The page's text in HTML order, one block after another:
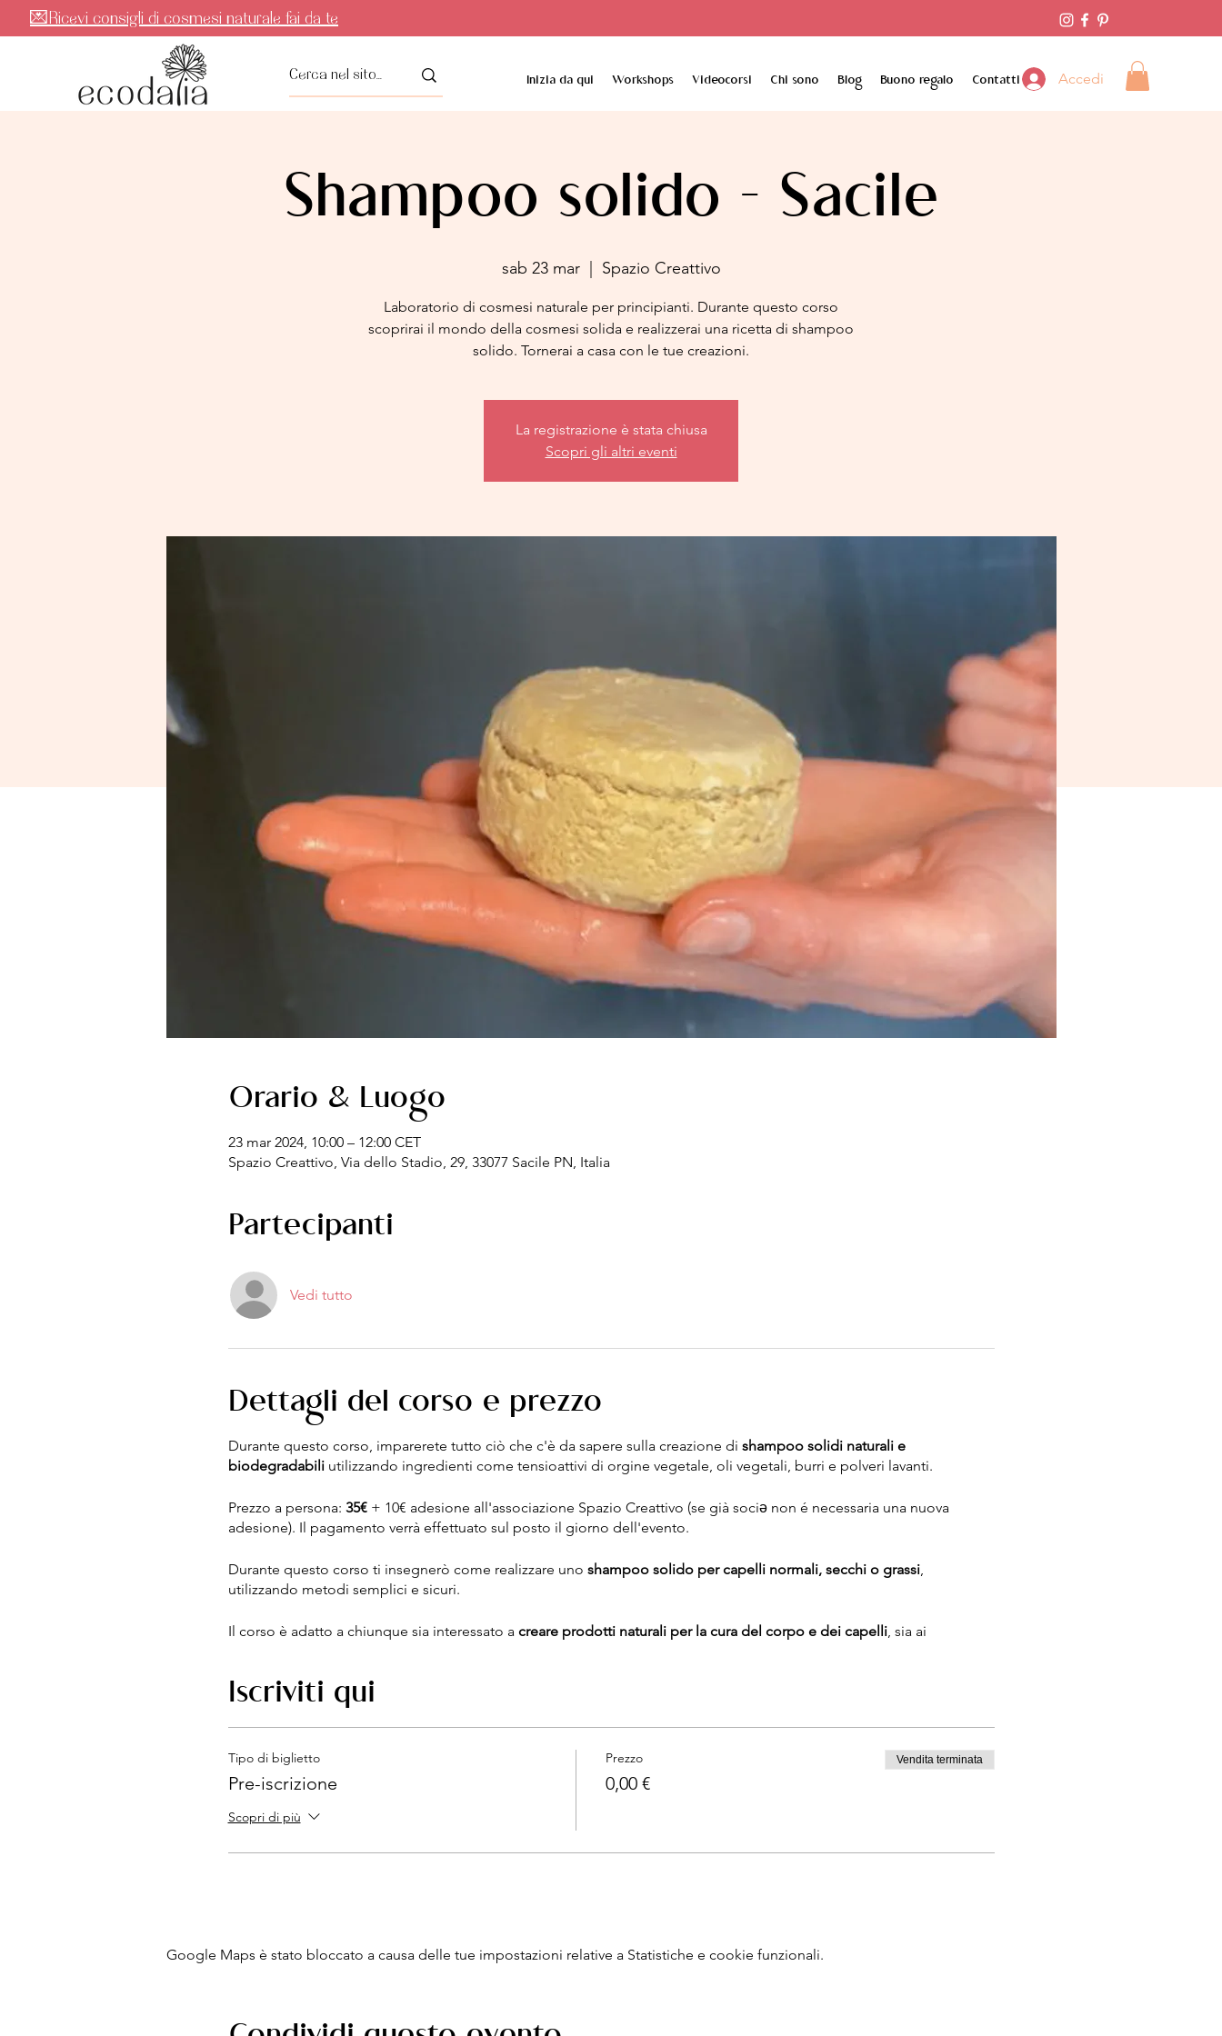
💌Ricevi consigli di cosmesi naturale fai da te
Inizia da qui Workshops Videocorsi Chi sono Blog Buono regalo Contatti Accedi
Shampoo solido - Sacile
sab 23 mar
  |
Spazio Creattivo
Laboratorio di cosmesi naturale per principianti. Durante questo corso
scoprirai il mondo della cosmesi solida e realizzerai una ricetta di shampoo
solido. Tornerai a casa con le tue creazioni.
La registrazione è stata chiusa
Scopri gli altri eventi
Orario & Luogo
23 mar 2024, 10:00 – 12:00 CET
Spazio Creattivo, Via dello Stadio, 29, 33077 Sacile PN, Italia
Partecipanti
Vedi tutto
Dettagli del corso e prezzo
Durante questo corso, imparerete tutto ciò che c'è da sapere sulla creazione di shampoo solidi naturali e
biodegradabili utilizzando ingredienti come tensioattivi di orgine vegetale, oli vegetali, burri e polveri lavanti.
Prezzo a persona: 35€+ 10€ adesione all'associazione Spazio Creattivo (se già sociə non é necessaria una nuova
adesione). Il pagamento verrà effettuato sul posto il giorno dell'evento.
Durante questo corso ti insegnerò come realizzare uno shampoo solido per capelli normali, secchi o grassi,
utilizzando metodi semplici e sicuri.
Il corso è adatto a chiunque sia interessato a creare prodotti naturali per la cura del corpo e dei capelli, sia ai
dispensa PDFcon tutte le informazioni spiegate ed approfondimenti sugli shampoo solidi verrà inviata alla fine
del corso. In questo modo non ti perderai niente e potrai continuare a sperimentare a casa in completa autonomia!
Iscriviti qui
Tipo di biglietto
Pre-iscrizione
Scopri di più
Prezzo
0,00 €
Vendita terminata
Google Maps è stato bloccato a causa delle tue impostazioni relative a Statistiche e cookie funzionali.